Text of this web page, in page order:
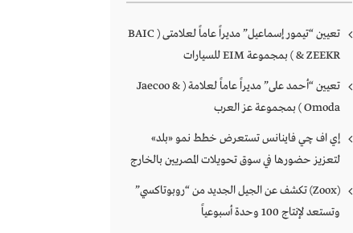
تعيين “تيمور إسماعيل” مديراً عاماً لعلامتى ( BAIC
& ZEEKR ) بمجموعة EIM للسيارات
تعيين “أحمد على” مديراً عاماً لعلامة ( Jaecoo &
Omoda ) بمجموعة عز العرب
إي اف چي فاينانس تستعرض خطط نمو «بلد»
لتعزيز حضورها في سوق تحويلات المصريين بالخارج
(Zoox) تكشف عن الجيل الجديد من “روبوتاكسي”
وتستعد لإنتاج 100 وحدة أسبوعياً